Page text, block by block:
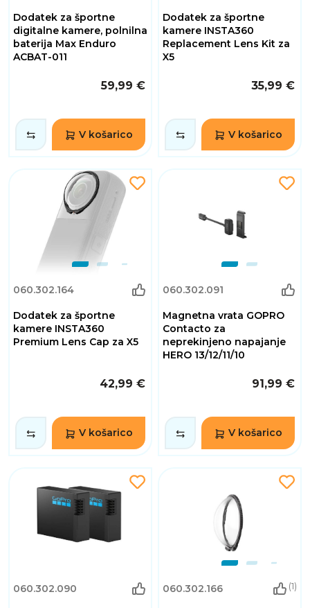
Dodatek za športne
digitalne kamere, polnilna
baterija Max Enduro
ACBAT-011
59,99 €
V košarico
Dodatek za športne
kamere INSTA360
Replacement Lens Kit za
X5
35,99 €
V košarico
060.302.164
Dodatek za športne
kamere INSTA360
Premium Lens Cap za X5
42,99 €
V košarico
060.302.091
Magnetna vrata GOPRO
Contacto za
neprekinjeno napajanje
HERO 13/12/11/10
91,99 €
V košarico
060.302.090 060.302.166 (1)